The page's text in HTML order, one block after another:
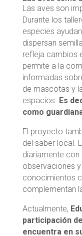
Las aves son
Durante los
especies
dispersan
refleja cambios
permite a la
informadas
de mascotas y
espacios. Es
como
El proyecto
del saber local.
diariamente con
observaciones y
conocimientos
complementan
Actualmente,
participación
encuentra en